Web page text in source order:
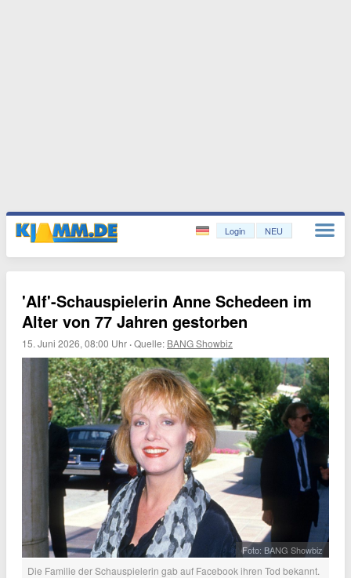
Login NEU
'Alf'-Schauspielerin Anne Schedeen im
Alter von 77 Jahren gestorben
15. Juni 2026, 08:00 Uhr ·Quelle: BANG Showbiz
Foto: BANG Showbiz
Die Familie der Schauspielerin gab auf Facebook ihren Tod bekannt.